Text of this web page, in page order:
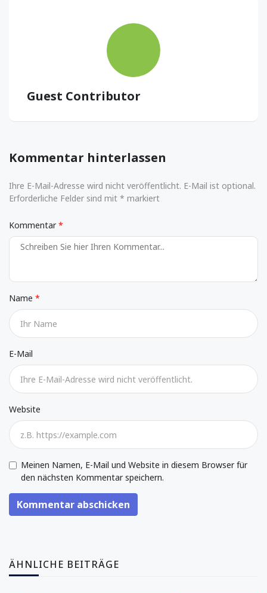
Guest Contributor
Kommentar hinterlassen
Ihre E-Mail-Adresse wird nicht veröffentlicht. E-Mail ist optional.
Erforderliche Felder sind mit * markiert
Kommentar
Name
E-Mail
Website
Meinen Namen, E-Mail und Website in diesem Browser für
den nächsten Kommentar speichern.
Kommentar abschicken
ÄHNLICHE BEITRÄGE